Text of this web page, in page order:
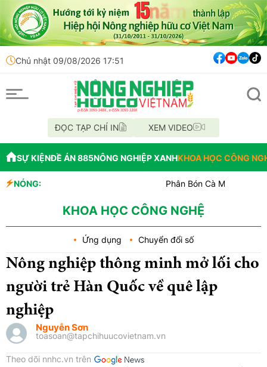
Chủ nhật 09/08/2026 17:51
ĐỌC TẠP CHÍ IN XEM VIDEO
SỰ KIỆNĐỀ ÁN 885NÔNG NGHIỆP XANHKHOA HỌC CÔNG
NÓNG:
Phân Bón Cà Mau đồng hành với
Mùa xanh trên cánh đồng Mường
KHOA HỌC CÔNG NGHỆ
Ứng dụng Chuyển đổi số
Nông nghiệp thông minh mở lối cho
người trẻ Hàn Quốc về quê lập
nghiệp
Nguyễn Sơn
toasoan@tapchihuucovietnam.vn
Theo dõi nnhc.vn trên